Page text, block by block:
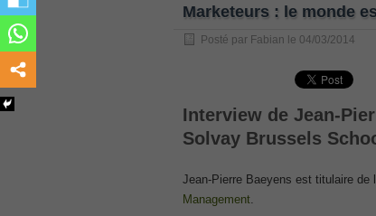
70-333
GCFA
MB6-702 dumps
300-070
Marketeurs : le monde
Posté par Fabian le 04/03/2014
Interview de Jean-
Solvay Brussels
Jean-Pierre Baeyens est titulaire de
Management.